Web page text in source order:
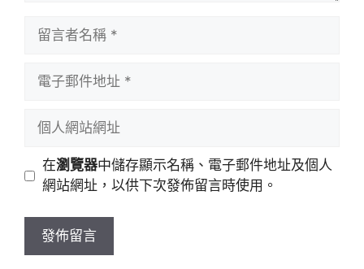
址
站
址
在瀏覽器中儲存顯示名稱、電子郵件地址及個人
網站網址，以供下次發佈留言時使用。